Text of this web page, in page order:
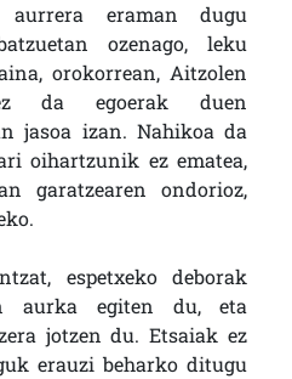
aurrera eraman dugu
ozenago, leku
orokorrean, Aitzolen
da egoerak duen
jasoa izan. Nahikoa da
oihartzunik ez ematea,
garatzearen ondorioz,
espetxeko deborak
aurka egiten du, eta
jotzen du. Etsaiak ez
erauzi beharko ditugu